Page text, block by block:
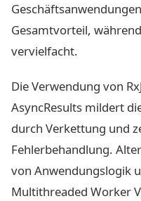
Gesamtvorteil,
vervielfacht.
Die Verwendung von
AsyncResults mildert
durch Verkettung und
Fehlerbehandlung.
von Anwendungslogik
Multithreaded Worker